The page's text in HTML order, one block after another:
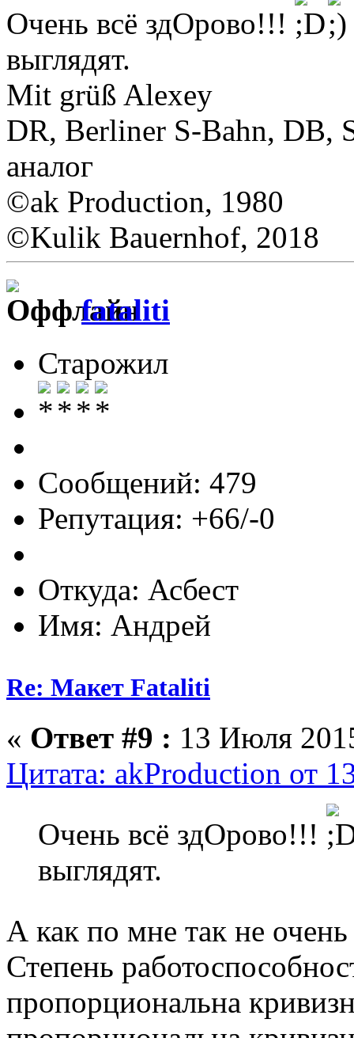
Очень всё здОрово!!!
выглядят.
Mit grüß Alexey
DR, Berliner S-Bahn, DB,
аналог
©ak Production, 1980
©Kulik Bauernhof, 2018
fataliti
Старожил
Сообщений: 479
Репутация: +66/-0
Откуда: Асбест
Имя: Андрей
Re: Макет Fataliti
« Ответ #9 : 13 Июля
Цитата: akProduction от
Очень всё здОрово!!!
выглядят.
А как по мне так не
Степень
пропорциональна